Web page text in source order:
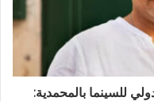
للسينما بالمحمدية: